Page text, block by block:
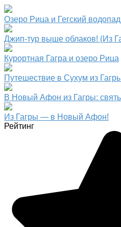
Озеро Рица и Гегский
Джип-тур выше облаков! (Из
Курортная Гагра и озеро Рица
Путешествие в Сухум из
В Новый Афон из Гагры:
Из Гагры — в Новый Афон!
Рейтинг